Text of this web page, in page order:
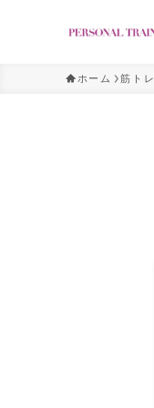
ホーム 筋トレ